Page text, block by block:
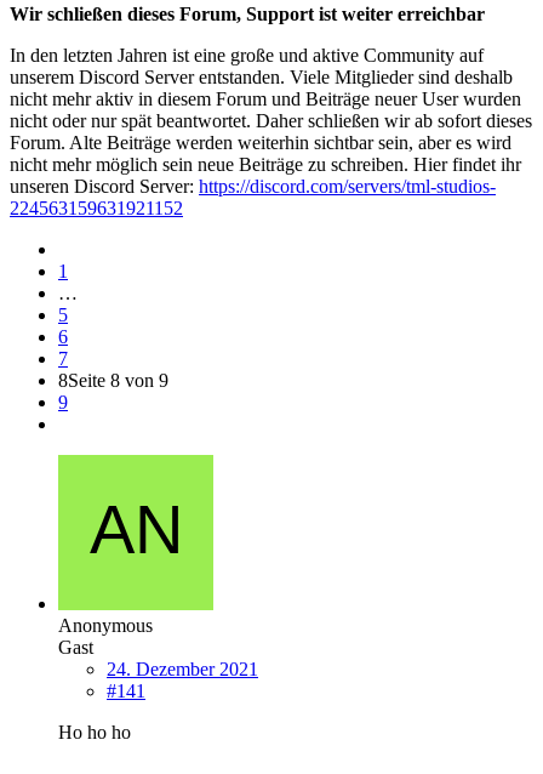
Wir schließen dieses Forum, Support ist weiter erreichbar
In den letzten Jahren ist eine große und aktive Community auf
unserem Discord Server entstanden. Viele Mitglieder sind deshalb
nicht mehr aktiv in diesem Forum und Beiträge neuer User wurden
nicht oder nur spät beantwortet. Daher schließen wir ab sofort dieses
Forum. Alte Beiträge werden weiterhin sichtbar sein, aber es wird
nicht mehr möglich sein neue Beiträge zu schreiben. Hier findet ihr
unseren Discord Server: https://discord.com/servers/tml-studios-
224563159631921152
1
…
5
6
7
8Seite 8 von 9
9
Anonymous
Gast
24. Dezember 2021
#141
Ho ho ho